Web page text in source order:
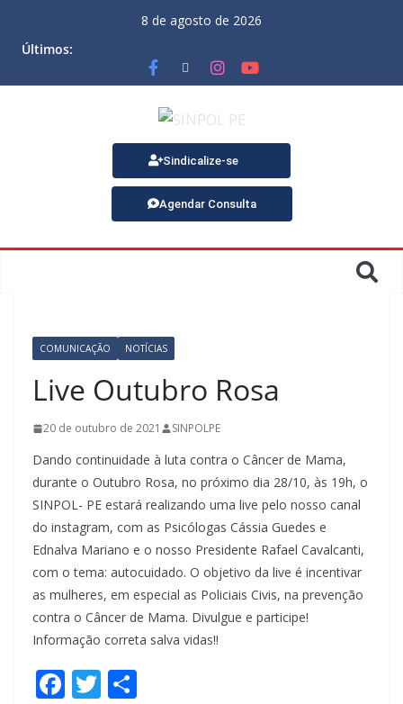
8 de agosto de 2026
Últimos:
Sindicalize-se
Agendar Consulta
COMUNICAÇÃO NOTÍCIAS
Live Outubro Rosa
20 de outubro de 2021 SINPOLPE
Dando continuidade à luta contra o Câncer de Mama,
durante o Outubro Rosa, no próximo dia 28/10, às 19h, o
SINPOL- PE estará realizando uma live pelo nosso canal
do instagram, com as Psicólogas Cássia Guedes e
Ednalva Mariano e o nosso Presidente Rafael Cavalcanti,
com o tema: autocuidado. O objetivo da live é incentivar
as mulheres, em especial as Policiais Civis, na prevenção
contra o Câncer de Mama. Divulgue e participe!
Informação correta salva vidas!!
F T